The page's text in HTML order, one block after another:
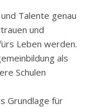
Talente genau
und
Leben werden.
als
Schulen
Grundlage für